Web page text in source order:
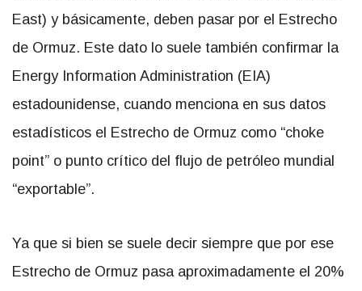
East) y básicamente, deben pasar por el Estrecho
de Ormuz. Este dato lo suele también confirmar la
Energy Information Administration (EIA)
estadounidense, cuando menciona en sus datos
estadísticos el Estrecho de Ormuz como “choke
point” o punto crítico del flujo de petróleo mundial
“exportable”.
Ya que si bien se suele decir siempre que por ese
Estrecho de Ormuz pasa aproximadamente el 20%